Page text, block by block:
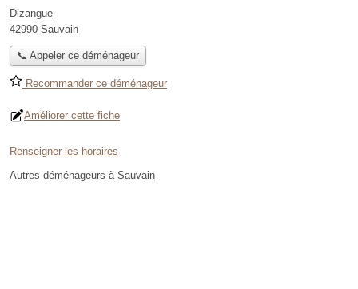
Dizangue
42990 Sauvain
📞 Appeler ce déménageur
Recommander ce déménageur
Améliorer cette fiche
Renseigner les horaires
Autres déménageurs à Sauvain